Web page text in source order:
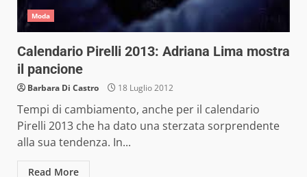
Moda
Calendario Pirelli 2013: Adriana Lima mostra
il pancione
Barbara Di Castro 18 Luglio 2012
Tempi di cambiamento, anche per il calendario
Pirelli 2013 che ha dato una sterzata sorprendente
alla sua tendenza. In...
Read More